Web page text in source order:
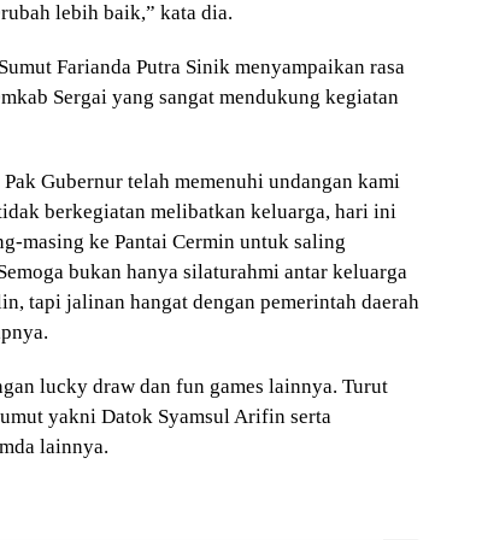
lebih baik,” kata dia.
Farianda Putra Sinik menyampaikan rasa
Sergai yang sangat mendukung kegiatan
Gubernur telah memenuhi undangan kami
berkegiatan melibatkan keluarga, hari ini
masing ke Pantai Cermin untuk saling
bukan hanya silaturahmi antar keluarga
tapi jalinan hangat dengan pemerintah daerah
lucky draw dan fun games lainnya. Turut
yakni Datok Syamsul Arifin serta
lainnya.